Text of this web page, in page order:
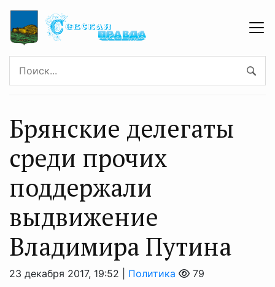
Брянские делегаты
среди прочих
поддержали
выдвижение
Владимира Путина
23 декабря 2017, 19:52 | Политика 79